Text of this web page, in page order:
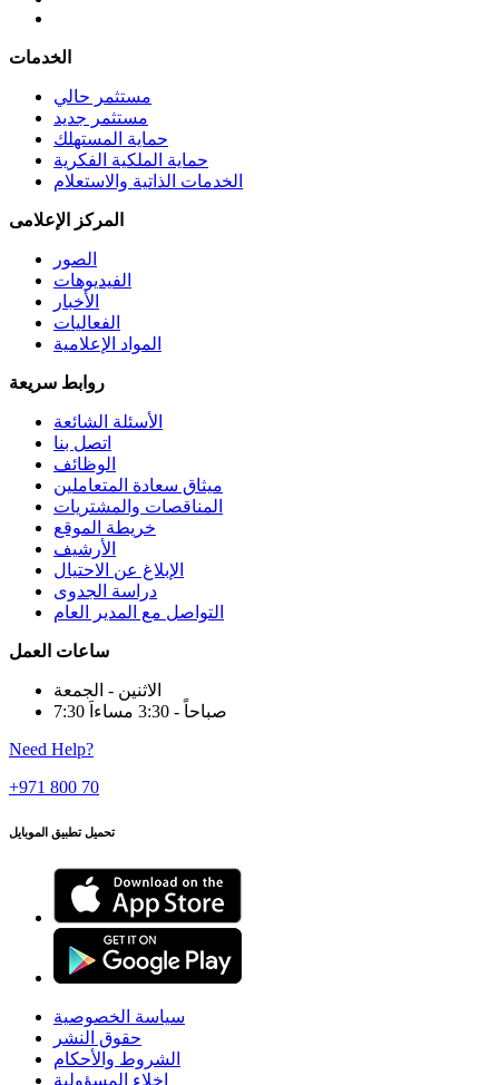
الخدمات
مستثمر حالي
مستثمر جديد
حماية المستهلك
حماية الملكية الفكرية
الخدمات الذاتية والاستعلام
المركز الإعلامى
الصور
الفيديوهات
الأخبار
الفعاليات
المواد الإعلامية
روابط سريعة
الأسئلة الشائعة
اتصل بنا
الوظائف
ميثاق سعادة المتعاملين
المناقصات والمشتريات
خريطة الموقع
الأرشيف
الإبلاغ عن الاحتيال
دراسة الجدوى
التواصل مع المدير العام
ساعات العمل
الاثنين - الجمعة
7:30 صباحاً - 3:30 مساءاَ
Need Help?
+971 800 70
تحميل تطبيق الموبايل
سياسة الخصوصية
حقوق النشر
الشروط والأحكام
إخلاء المسؤولية